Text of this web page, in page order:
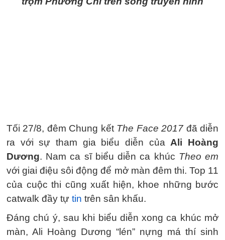
Tối 27/8, đêm Chung kết The Face 2017 đã diễn
ra với sự tham gia biểu diễn của Ali Hoàng
Dương. Nam ca sĩ biểu diễn ca khúc Theo em
với giai điệu sôi động để mở màn đêm thi. Top 11
của cuộc thi cũng xuất hiện, khoe những bước
catwalk đầy tự tin trên sân khấu.
Đáng chú ý, sau khi biểu diễn xong ca khúc mở
màn, Ali Hoàng Dương “lén” nựng má thí sinh